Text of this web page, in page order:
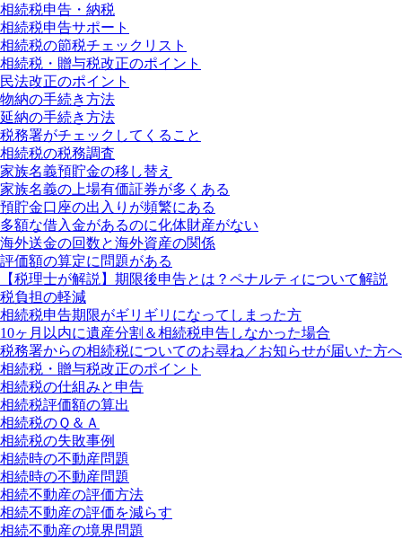
相続税申告・納税
相続税申告サポート
相続税の節税チェックリスト
相続税・贈与税改正のポイント
民法改正のポイント
物納の手続き方法
延納の手続き方法
税務署がチェックしてくること
相続税の税務調査
家族名義預貯金の移し替え
家族名義の上場有価証券が多くある
預貯金口座の出入りが頻繁にある
多額な借入金があるのに化体財産がない
海外送金の回数と海外資産の関係
評価額の算定に問題がある
【税理士が解説】期限後申告とは？ペナルティについて解説
税負担の軽減
相続税申告期限がギリギリになってしまった方
10ヶ月以内に遺産分割＆相続税申告しなかった場合
税務署からの相続税についてのお尋ね／お知らせが届いた方へ
相続税・贈与税改正のポイント
相続税の仕組みと申告
相続税評価額の算出
相続税のＱ＆Ａ
相続税の失敗事例
相続時の不動産問題
相続時の不動産問題
相続不動産の評価方法
相続不動産の評価を減らす
相続不動産の境界問題